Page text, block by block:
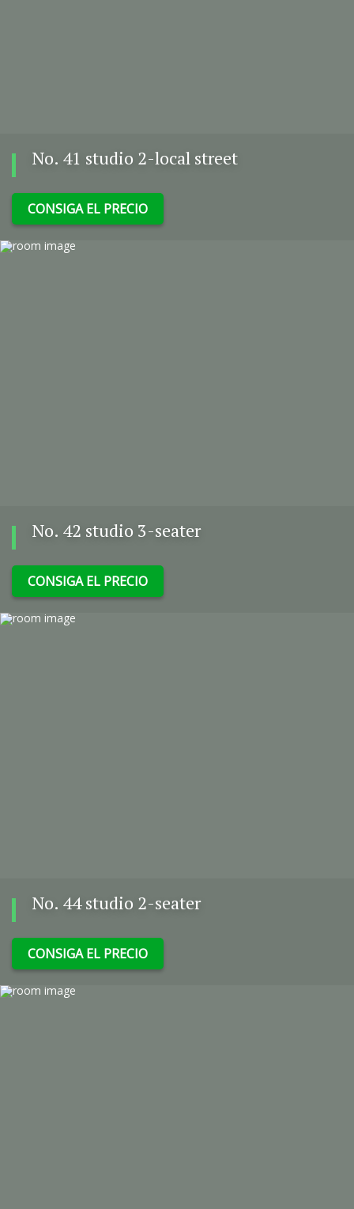
No. 41 studio 2-local street
CONSIGA EL PRECIO
No. 42 studio 3-seater
CONSIGA EL PRECIO
No. 44 studio 2-seater
CONSIGA EL PRECIO